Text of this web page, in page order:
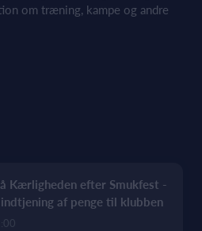
om træning, kampe og andre
Kærligheden efter Smukfest -
af penge til klubben